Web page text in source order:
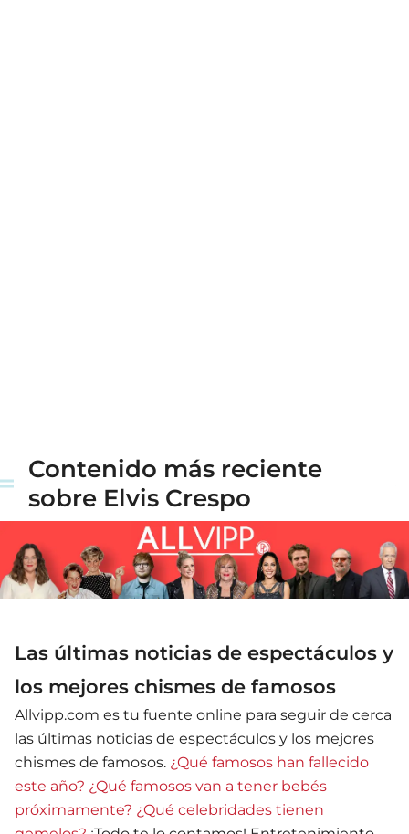
Contenido más reciente
sobre Elvis Crespo
Las últimas noticias de espectáculos y
los mejores chismes de famosos
Allvipp.com es tu fuente online para seguir de cerca
las últimas noticias de espectáculos y los mejores
chismes de famosos. ¿Qué famosos han fallecido
este año? ¿Qué famosos van a tener bebés
próximamente? ¿Qué celebridades tienen